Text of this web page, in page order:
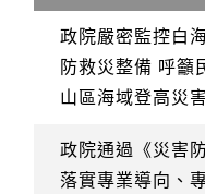
政院嚴密監控白
防救災整備 呼籲
山區海域登高災
政院通過《災害
落實專業導向、